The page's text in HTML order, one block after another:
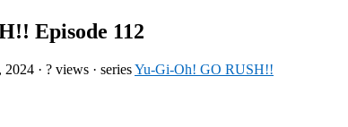
Episode 112
2024 · ? views · seriesYu-Gi-Oh! GO RUSH!!